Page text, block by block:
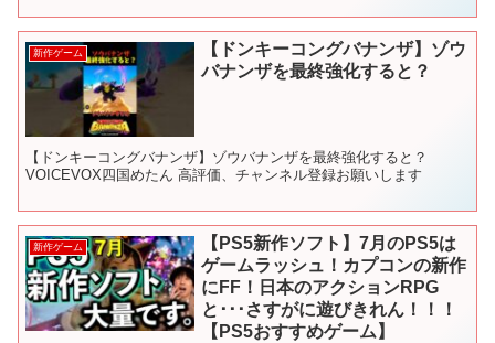
新作ゲーム
【ドンキーコングバナンザ】ゾウ
バナンザを最終強化すると？
【ドンキーコングバナンザ】ゾウバナンザを最終強化すると？
VOICEVOX四国めたん 高評価、チャンネル登録お願いします
新作ゲーム
【PS5新作ソフト】7月のPS5は
ゲームラッシュ！カプコンの新作
にFF！日本のアクションRPG
と･･･さすがに遊びきれん！！！
【PS5おすすめゲーム】